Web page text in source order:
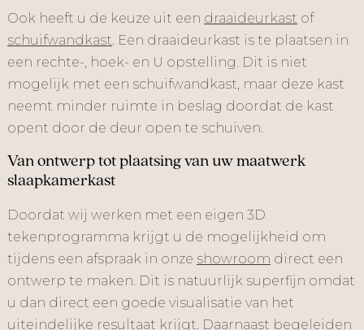
Ook heeft u de keuze uit een draaideurkast of
schuifwandkast. Een draaideurkast is te plaatsen in
een rechte-, hoek- en U opstelling. Dit is niet
mogelijk met een schuifwandkast, maar deze kast
neemt minder ruimte in beslag doordat de kast
opent door de deur open te schuiven.
Van ontwerp tot plaatsing van uw maatwerk
slaapkamerkast
Doordat wij werken met een eigen 3D
tekenprogramma krijgt u de mogelijkheid om
tijdens een afspraak in onze showroom direct een
ontwerp te maken. Dit is natuurlijk superfijn omdat
u dan direct een goede visualisatie van het
uiteindelijke resultaat krijgt. Daarnaast begeleiden